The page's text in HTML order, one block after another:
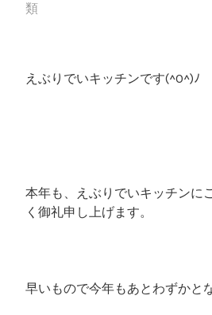
類
えぶりでいキッチンです(^O^)ﾉ
本年も、えぶりでいキッチンに
く御礼申し上げます。
早いもので今年もあとわずかと